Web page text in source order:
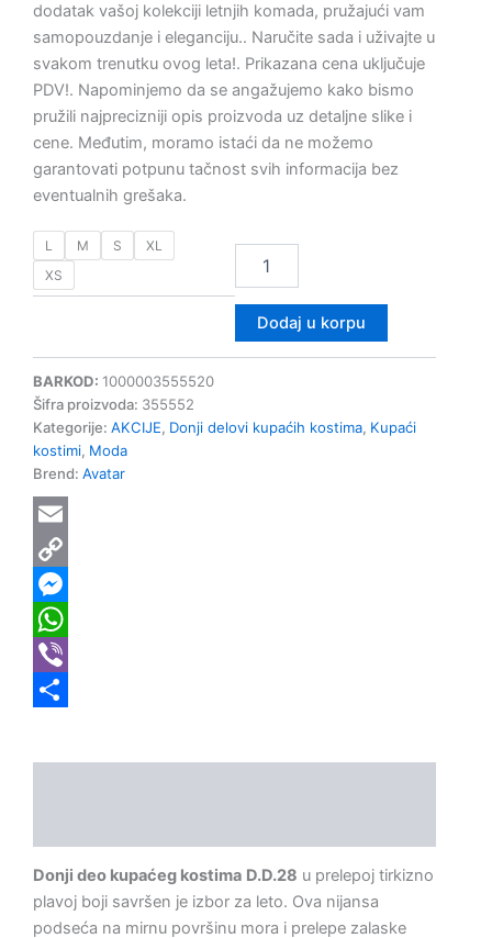
dodatak vašoj kolekciji letnjih komada, pružajući vam
samopouzdanje i eleganciju.. Naručite sada i uživajte u
svakom trenutku ovog leta!. Prikazana cena uključuje
PDV!. Napominjemo da se angažujemo kako bismo
pružili najprecizniji opis proizvoda uz detaljne slike i
cene. Međutim, moramo istaći da ne možemo
garantovati potpunu tačnost svih informacija bez
eventualnih grešaka.
L M S
XL
XS
Dodaj u korpu
BARKOD: 1000003555520
Šifra proizvoda: 355552
Kategorije: AKCIJE, Donji delovi kupaćih kostima, Kupaći
kostimi, Moda
Brend: Avatar
Email
Copy
Link
Messenger
WhatsApp
Viber
Donji deo kupaćeg kostima D.D.28 u prelepoj tirkizno
plavoj boji savršen je izbor za leto. Ova nijansa
podseća na mirnu površinu mora i prelepe zalaske